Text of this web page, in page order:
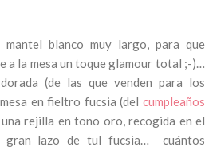
blanco muy largo, para que
a la mesa un toque glamour total ;-)…
(de las que venden para los
en fieltro fucsia (del cumpleaños
rejilla en tono oro, recogida en el
gran lazo de tul fucsia… cuántos